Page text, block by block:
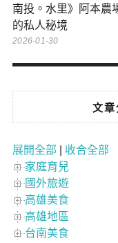
南投。水里》阿本農
的私人秘境
2026-01-30
文章
展開全部
收合全部
家庭育兒
國外旅遊
高雄美食
高雄地區
台南美食